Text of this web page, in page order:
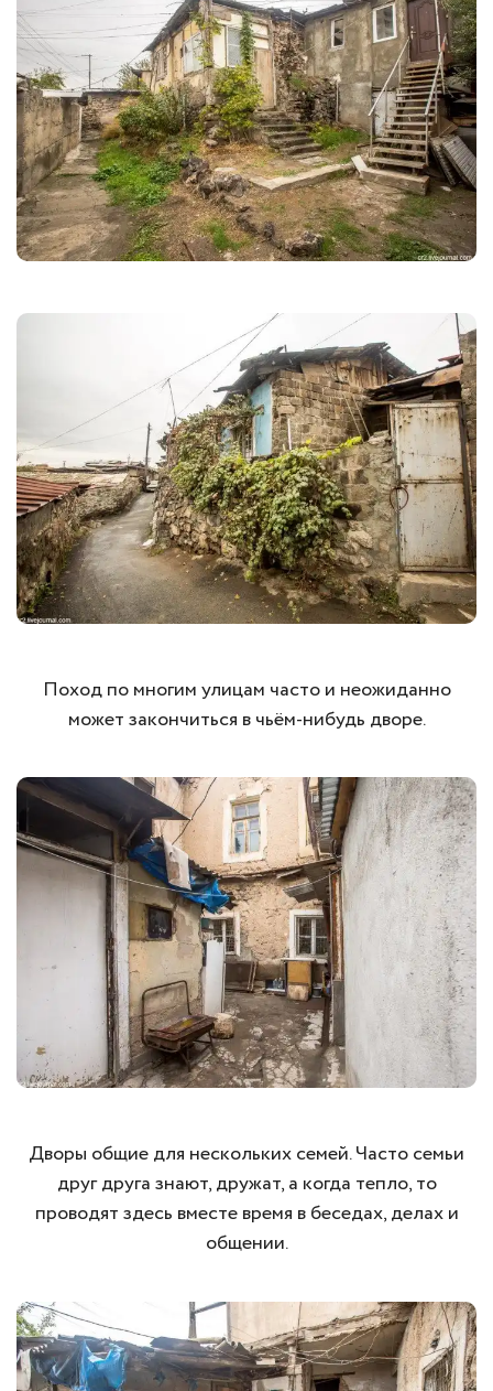
Поход по многим улицам часто и неожиданно
может закончиться в чьём-нибудь дворе.
Дворы общие для нескольких семей. Часто семьи
друг друга знают, дружат, а когда тепло, то
проводят здесь вместе время в беседах, делах и
общении.